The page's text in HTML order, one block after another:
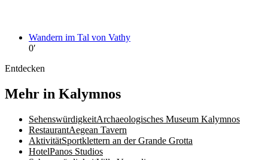
Wandern im Tal von Vathy
0′
Entdecken
Mehr in Kalymnos
SehenswürdigkeitArchaeologisches Museum Kalymnos
RestaurantAegean Tavern
AktivitätSportklettern an der Grande Grotta
HotelPanos Studios